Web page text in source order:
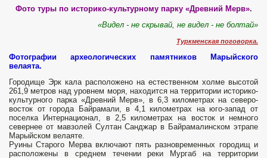
Фото туры по историко-культурному парку «Древний Мерв».
«Видел - не скрывай, не видел - не болтай»
Туркменская поговорка.
Фотографии археологических памятников Марыйского
велаята.
Городище Эрк кала расположено на естественном холме высотой
261,9 метров над уровнем моря, находится на территории историко-
культурного парка «Древний Мерв», в 6,3 километрах на северо-
восток от города Байрамали, в 4,1 километрах на юго-запад от
поселка Интернационал, в 2,5 километрах на восток и немного
севернее от мавзолей Султан Санджар в Байрамалинском этрапе
Марыйском велаяте.
Руины Старого Meрва включают пять разновременных городищ и
расположены в среднем течении реки Мургаб на территории